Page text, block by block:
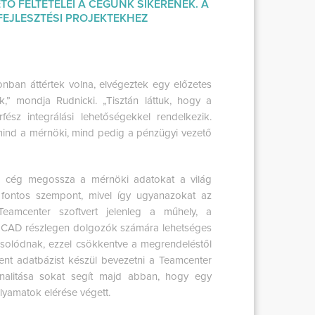
FELTÉTELEI A CÉGÜNK SIKERÉNEK. A
PROJEKTEKHEZ
áttértek volna, elvégeztek egy előzetes
mondja Rudnicki. „Tisztán láttuk, hogy a
integrálási lehetőségekkel rendelkezik.
a mérnöki, mind pedig a pénzügyi vezető
megossza a mérnöki adatokat a világ
szempont, mivel így ugyanazokat az
szoftvert jelenleg a műhely, a
részlegen dolgozók számára lehetséges
ezzel csökkentve a megrendeléstől
adatbázist készül bevezetni a Teamcenter
sokat segít majd abban, hogy egy
elérése végett.